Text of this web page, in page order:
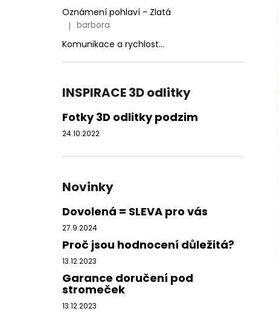
Oznámení pohlaví - Zlatá
Hodnocení produktu je 5 z 5 hvězdiček.
| barbora
Komunikace a rychlost...
INSPIRACE 3D odlitky
Fotky 3D odlitky podzim
24.10.2022
Novinky
Dovolená = SLEVA pro vás
27.9.2024
Proč jsou hodnocení důležitá?
13.12.2023
Garance doručení pod
stromeček
13.12.2023